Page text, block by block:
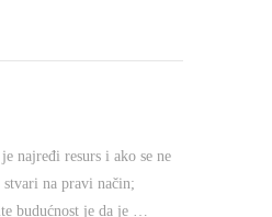
najređi resurs i ako se ne
na pravi način;
budućnost je da je …